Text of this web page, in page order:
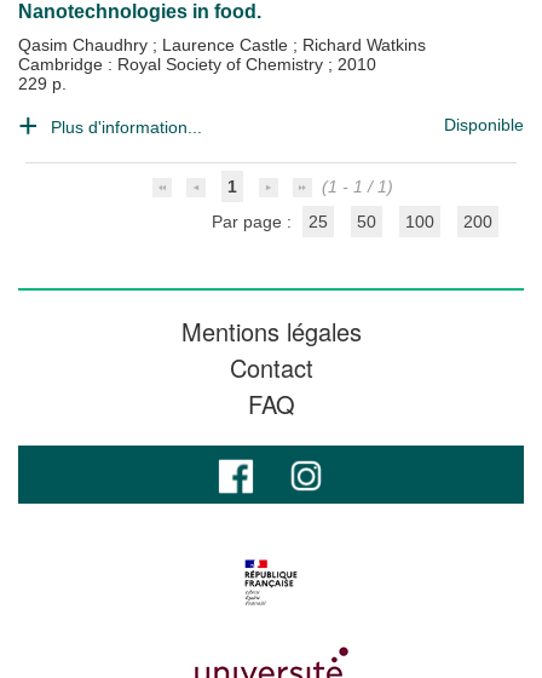
Nanotechnologies in food.
Qasim Chaudhry ; Laurence Castle ; Richard Watkins
Cambridge : Royal Society of Chemistry ; 2010
229 p.
Plus d'information... Disponible
1
(1 - 1 / 1)
Par page :
25 50 100 200
Mentions légales
Contact
FAQ